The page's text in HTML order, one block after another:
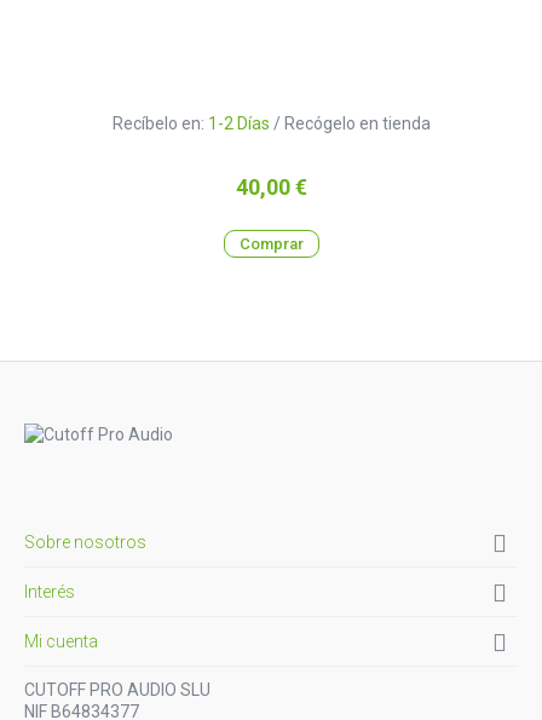
Recíbelo en: 1-2 Días / Recógelo en tienda
Precio
40,00 €
Comprar
Sobre nosotros 
Interés 
Mi cuenta 
CUTOFF PRO AUDIO SLU
NIF B64834377